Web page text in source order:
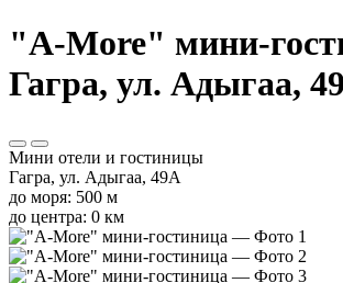
"A-More" мини-
Гагра, ул. Адыгаа,
Мини отели и гостиницы
Гагра, ул. Адыгаа, 49А
до моря: 500 м
до центра: 0 км